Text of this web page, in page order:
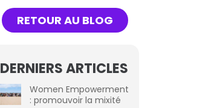
RETOUR AU BLOG
DERNIERS ARTICLES
Women Empowerment
: promouvoir la mixité